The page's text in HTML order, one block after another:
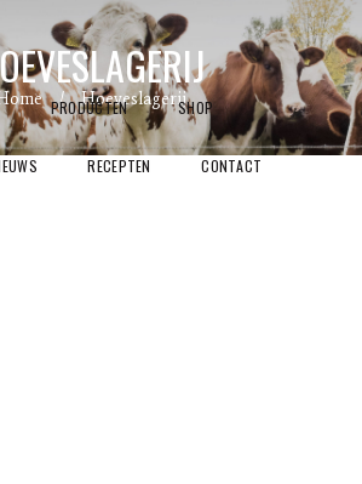
PRODUCTEN SHOP
RECEPTEN CONTACT
Hoeveslagerij